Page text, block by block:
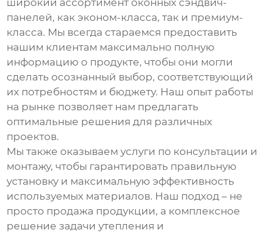
широкий ассортимент оконных сэндвич-
панелей, как эконом-класса, так и премиум-
класса. Мы всегда стараемся предоставить
нашим клиентам максимально полную
информацию о продукте, чтобы они могли
сделать осознанный выбор, соответствующий
их потребностям и бюджету. Наш опыт работы
на рынке позволяет нам предлагать
оптимальные решения для различных
проектов.
Мы также оказываем услуги по консультации и
монтажу, чтобы гарантировать правильную
установку и максимальную эффективность
используемых материалов. Наш подход – не
просто продажа продукции, а комплексное
решение задачи утепления и